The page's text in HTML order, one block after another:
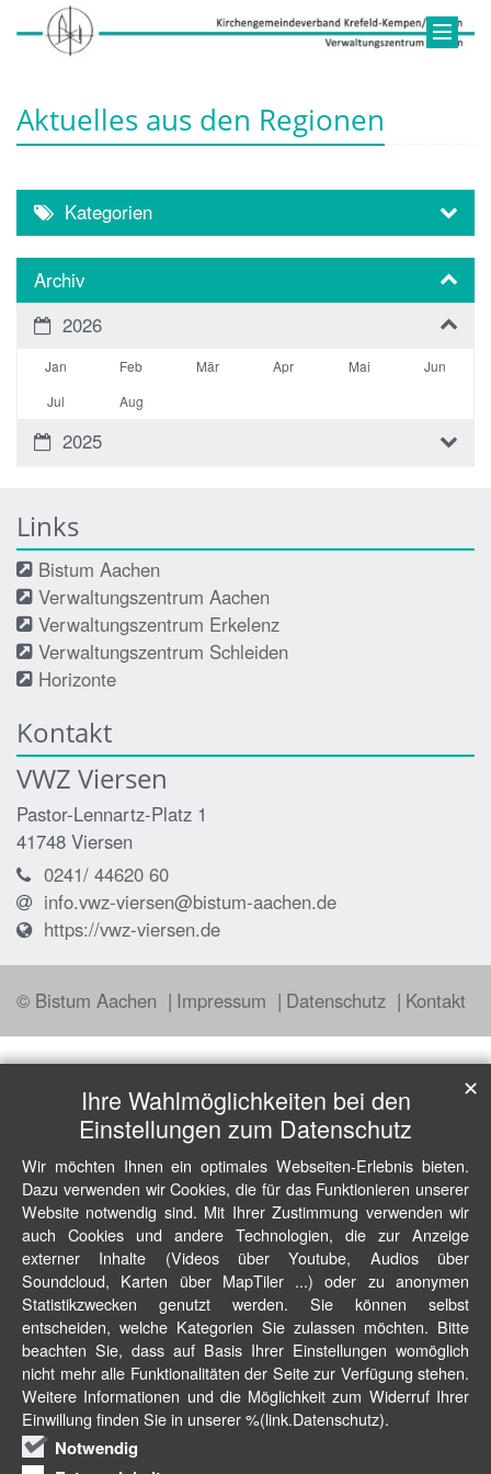
Aktuelles aus den Regionen
Kategorien
Archiv
2026
Jan Feb Mär Apr Mai
Jun
Jul
Aug
2025
Links
Bistum Aachen
Verwaltungszentrum Aachen
Verwaltungszentrum Erkelenz
Verwaltungszentrum Schleiden
Horizonte
Kontakt
VWZ Viersen
Pastor-Lennartz-Platz 1
41748 Viersen
0241/ 44620 60
info.vwz-viersen@bistum-aachen.de
https://vwz-viersen.de
© Bistum Aachen Impressum Datenschutz Kontakt
Ihre Wahlmöglichkeiten bei den
Einstellungen zum Datenschutz
Wir möchten Ihnen ein optimales Webseiten-Erlebnis bieten.
Dazu verwenden wir Cookies, die für das Funktionieren unserer
Website notwendig sind. Mit Ihrer Zustimmung verwenden wir
auch Cookies und andere Technologien, die zur Anzeige
externer Inhalte (Videos über Youtube, Audios über
Soundcloud, Karten über MapTiler ...) oder zu anonymen
Statistikzwecken genutzt werden. Sie können selbst
entscheiden, welche Kategorien Sie zulassen möchten. Bitte
beachten Sie, dass auf Basis Ihrer Einstellungen womöglich
nicht mehr alle Funktionalitäten der Seite zur Verfügung stehen.
Weitere Informationen und die Möglichkeit zum Widerruf Ihrer
Einwillung finden Sie in unserer %(link.Datenschutz).
Notwendig
✕